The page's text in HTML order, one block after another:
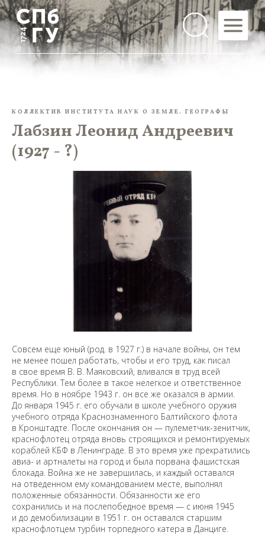
КОЛЛЕКТИВ ИНСТИТУТА НАУК О ЗЕМЛЕ. ГЕОГРАФЫ
Лабзин Леонид Андреевич
(1927 - ?)
Совсем еще юный (род. в 1927 г.) в начале войны, он тем
не менее пошел работать, чтобы и его труд, как писал
в свое время В. В. Маяковский, вливался в труд всей
Республики. Тем более в такое нелегкое и ответственное
время. Но в ноябре 1943 г. он все же оказался в армии.
До января 1945 г. его обучали в школе учебного оружия
учебного отряда Краснознаменного Балтийского флота
в Кронштадте. После окончания он — пулеметчик-зенитчик,
краснофлотец отряда вновь строящихся и ремонтируемых
кораблей КБФ в Ленинграде. В это время уже прекратились
авиа- и артналеты на город и была порвана фашистская
блокада. Война же не завершилась, и каждый оставался
на отведенном ему командованием месте, выполнял
положенные обязанности. Обязанности же его
сохранились и на послепобедное время — с июня 1945
и до демобилизации в 1951 г. он оставался старшим
краснофлотцем турбин торпедного катера в Данциге.